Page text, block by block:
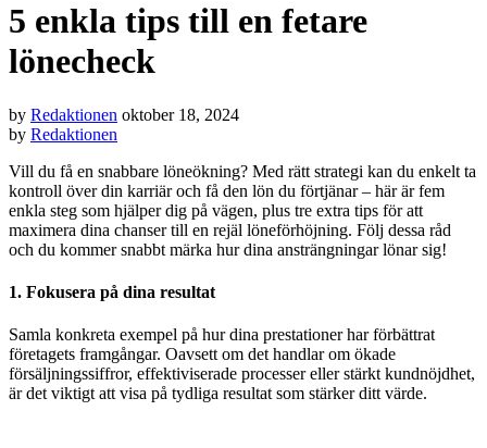
5 enkla tips till en fetare
lönecheck
by Redaktionen oktober 18, 2024
by Redaktionen
Vill du få en snabbare löneökning? Med rätt strategi kan du enkelt ta
kontroll över din karriär och få den lön du förtjänar – här är fem
enkla steg som hjälper dig på vägen, plus tre extra tips för att
maximera dina chanser till en rejäl löneförhöjning. Följ dessa råd
och du kommer snabbt märka hur dina ansträngningar lönar sig!
1. Fokusera på dina resultat
Samla konkreta exempel på hur dina prestationer har förbättrat
företagets framgångar. Oavsett om det handlar om ökade
försäljningssiffror, effektiviserade processer eller stärkt kundnöjdhet,
är det viktigt att visa på tydliga resultat som stärker ditt värde.